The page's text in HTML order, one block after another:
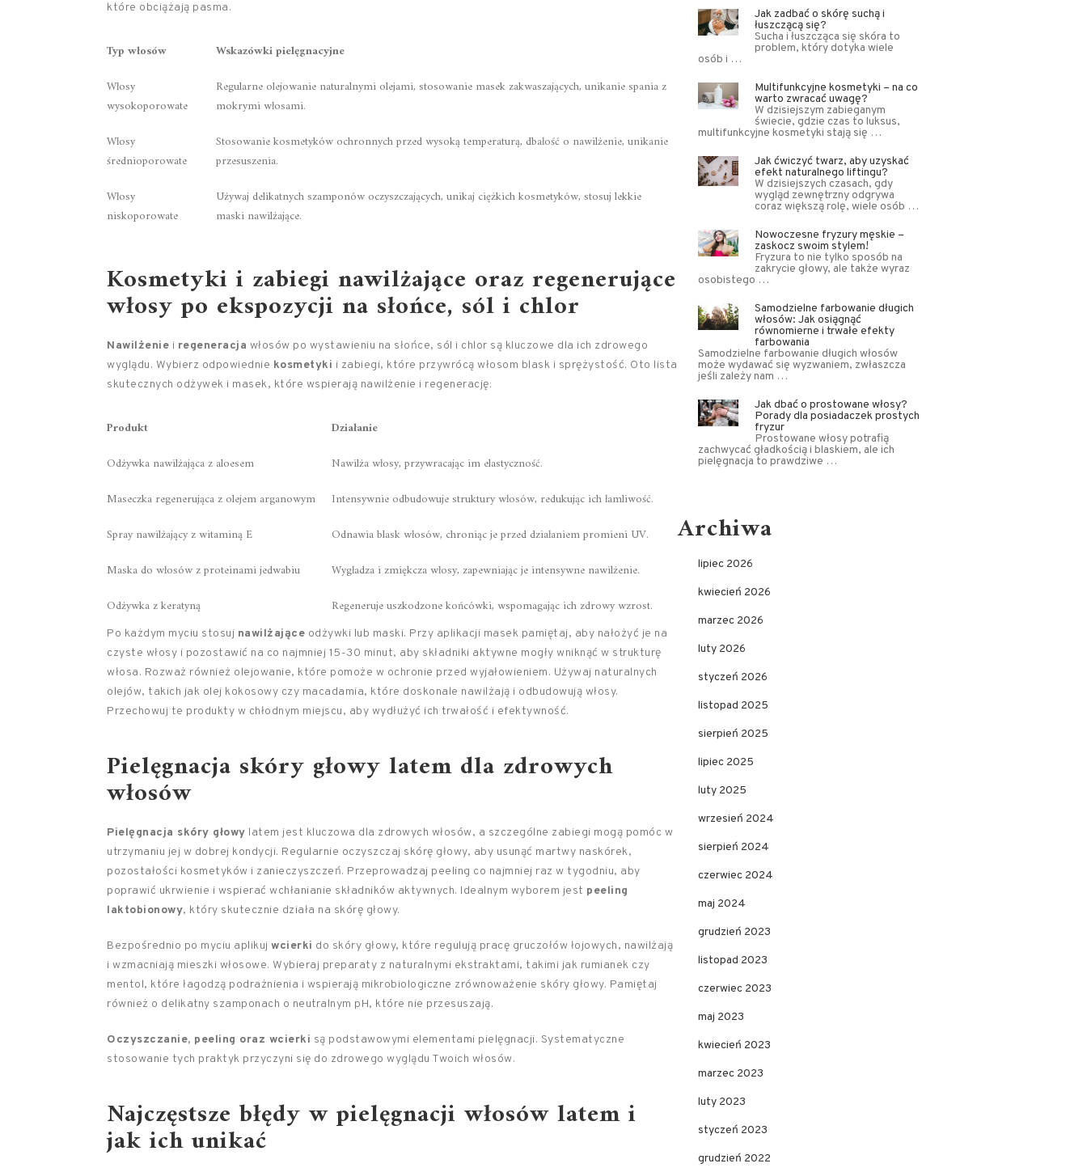
które obciążają pasma.
Typ włosów
Wskazówki pielęgnacyjne
Włosy
wysokoporowate
Regularne olejowanie naturalnymi olejami, stosowanie masek zakwaszających, unikanie spania z
mokrymi włosami.
Włosy
średnioporowate
Stosowanie kosmetyków ochronnych przed wysoką temperaturą, dbałość o nawilżenie, unikanie
przesuszenia.
Włosy
niskoporowate
Używaj delikatnych szamponów oczyszczających, unikaj ciężkich kosmetyków, stosuj lekkie
maski nawilżające.
Kosmetyki i zabiegi nawilżające oraz regenerujące
włosy po ekspozycji na słońce, sól i chlor
Nawilżenie i regeneracja włosów po wystawieniu na słońce, sól i chlor są kluczowe dla ich zdrowego
wyglądu. Wybierz odpowiednie kosmetyki i zabiegi, które przywrócą włosom blask i sprężystość. Oto lista
skutecznych odżywek i masek, które wspierają nawilżenie i regenerację:
Produkt
Działanie
Odżywka nawilżająca z aloesem
Nawilża włosy, przywracając im elastyczność.
Maseczka regenerująca z olejem arganowym
Intensywnie odbudowuje struktury włosów, redukując ich łamliwość.
Spray nawilżający z witaminą E
Odnawia blask włosów, chroniąc je przed działaniem promieni UV.
Maska do włosów z proteinami jedwabiu
Wygładza i zmiękcza włosy, zapewniając je intensywne nawilżenie.
Odżywka z keratyną
Regeneruje uszkodzone końcówki, wspomagając ich zdrowy wzrost.
Po każdym myciu stosuj nawilżające odżywki lub maski. Przy aplikacji masek pamiętaj, aby nałożyć je na
czyste włosy i pozostawić na co najmniej 15-30 minut, aby składniki aktywne mogły wniknąć w strukturę
włosa. Rozważ również olejowanie, które pomoże w ochronie przed wyjałowieniem. Używaj naturalnych
olejów, takich jak olej kokosowy czy macadamia, które doskonale nawilżają i odbudowują włosy.
Przechowuj te produkty w chłodnym miejscu, aby wydłużyć ich trwałość i efektywność.
Pielęgnacja skóry głowy latem dla zdrowych
włosów
Pielęgnacja skóry głowy latem jest kluczowa dla zdrowych włosów, a szczególne zabiegi mogą pomóc w
utrzymaniu jej w dobrej kondycji. Regularnie oczyszczaj skórę głowy, aby usunąć martwy naskórek,
pozostałości kosmetyków i zanieczyszczeń. Przeprowadzaj peeling co najmniej raz w tygodniu, aby
poprawić ukrwienie i wspierać wchłanianie składników aktywnych. Idealnym wyborem jest peeling
laktobionowy, który skutecznie działa na skórę głowy.
Bezpośrednio po myciu aplikuj wcierki do skóry głowy, które regulują pracę gruczołów łojowych, nawilżają
i wzmacniają mieszki włosowe. Wybieraj preparaty z naturalnymi ekstraktami, takimi jak rumianek czy
mentol, które łagodzą podrażnienia i wspierają mikrobiologiczne zrównoważenie skóry głowy. Pamiętaj
również o delikatny szamponach o neutralnym pH, które nie przesuszają.
Oczyszczanie, peeling oraz wcierki są podstawowymi elementami pielęgnacji. Systematyczne
stosowanie tych praktyk przyczyni się do zdrowego wyglądu Twoich włosów.
Najczęstsze błędy w pielęgnacji włosów latem i
jak ich unikać
Jak zadbać o skórę suchą i
łuszczącą się?
Sucha i łuszcząca się skóra to
problem, który dotyka wiele
osób i …
Multifunkcyjne kosmetyki – na co
warto zwracać uwagę?
W dzisiejszym zabieganym
świecie, gdzie czas to luksus,
multifunkcyjne kosmetyki stają się …
Jak ćwiczyć twarz, aby uzyskać
efekt naturalnego liftingu?
W dzisiejszych czasach, gdy
wygląd zewnętrzny odgrywa
coraz większą rolę, wiele osób …
Nowoczesne fryzury męskie –
zaskocz swoim stylem!
Fryzura to nie tylko sposób na
zakrycie głowy, ale także wyraz
osobistego …
Samodzielne farbowanie długich
włosów: Jak osiągnąć
równomierne i trwałe efekty
farbowania
Samodzielne farbowanie długich włosów
może wydawać się wyzwaniem, zwłaszcza
jeśli zależy nam …
Jak dbać o prostowane włosy?
Porady dla posiadaczek prostych
fryzur
Prostowane włosy potrafią
zachwycać gładkością i blaskiem, ale ich
pielęgnacja to prawdziwe …
Archiwa
lipiec 2026
kwiecień 2026
marzec 2026
luty 2026
styczeń 2026
listopad 2025
sierpień 2025
lipiec 2025
luty 2025
wrzesień 2024
sierpień 2024
czerwiec 2024
maj 2024
grudzień 2023
listopad 2023
czerwiec 2023
maj 2023
kwiecień 2023
marzec 2023
luty 2023
styczeń 2023
grudzień 2022